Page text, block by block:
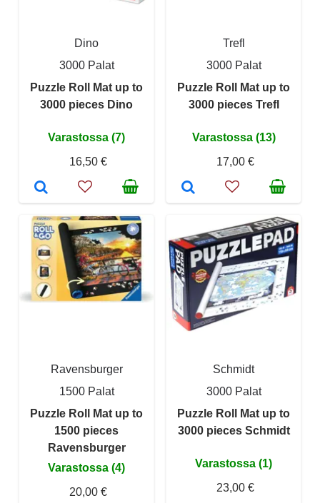
Dino
3000 Palat
Puzzle Roll Mat up to
3000 pieces Dino
Varastossa (7)
16,50 €
Trefl
3000 Palat
Puzzle Roll Mat up to
3000 pieces Trefl
Varastossa (13)
17,00 €
Ravensburger
1500 Palat
Puzzle Roll Mat up to
1500 pieces
Ravensburger
Varastossa (4)
20,00 €
Schmidt
3000 Palat
Puzzle Roll Mat up to
3000 pieces Schmidt
Varastossa (1)
23,00 €